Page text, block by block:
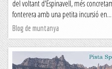
del voltant d'Espinavell, més
fonterera amb una petita incursió en...
Blog de muntanya